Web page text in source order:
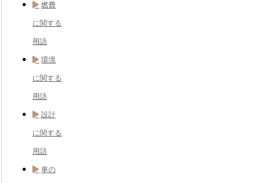
燃費
に関する
用語
環境
に関する
用語
設計
に関する
用語
車の